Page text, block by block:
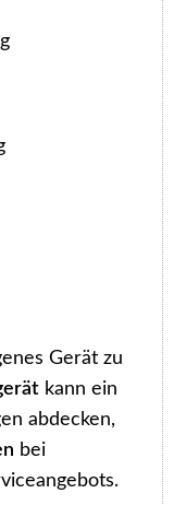
Gerät zu
kann ein
abdecken,
bei